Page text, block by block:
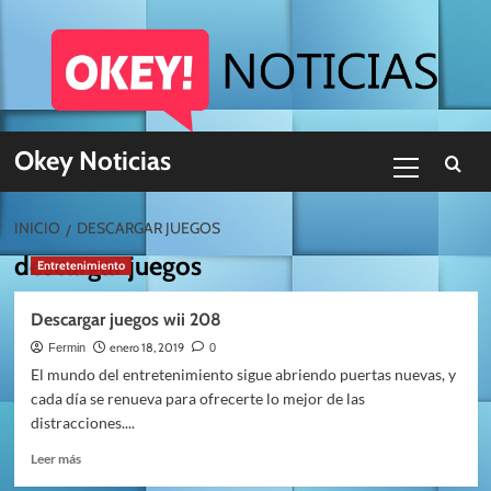
Okey Noticias
primario
INICIO DESCARGAR JUEGOS
descargar juegos
Entretenimiento
Descargar juegos wii 208
Fermin enero 18, 2019 0
El mundo del entretenimiento sigue abriendo puertas nuevas, y
cada día se renueva para ofrecerte lo mejor de las
distracciones....
Leer másLeer